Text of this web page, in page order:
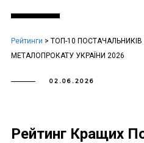
Рейтинги > ТОП-10
МЕТАЛОПРОКАТУ УКРАЇНИ 2026
02.06.2026
Рейтинг Кращих